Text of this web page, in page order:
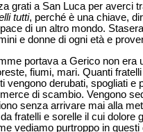
grati a San Luca per averci
tutti, perché è una chiave,
di un altro mondo.
e donne di ogni età e
portava a Gerico non
fiumi, mari. Quanti
vengono derubati, spogliati
di scambio. Vengono
senza arrivare mai alla
fratelli e sorelle il cui
vediamo purtroppo in questi